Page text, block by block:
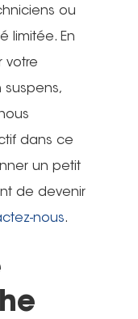
ou
limitée. En
votre
suspens,
dans ce
un petit
de devenir
nous.